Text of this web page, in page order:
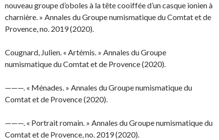
nouveau groupe d’oboles à la tête cooiffée d’un casque ionien à
charnière. » Annales du Groupe numismatique du Comtat et de
Provence, no. 2019 (2020).
Cougnard, Julien. « Artémis. » Annales du Groupe
numismatique du Comtat et de Provence (2020).
———. « Ménades. » Annales du Groupe numismatique du
Comtat et de Provence (2020).
———. « Portrait romain. » Annales du Groupe numismatique du
Comtat et de Provence, no. 2019 (2020).